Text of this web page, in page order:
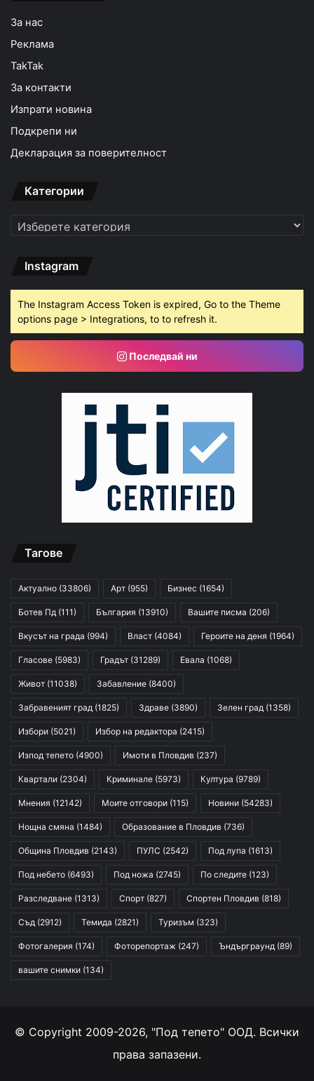
За нас
Реклама
TakTak
За контакти
Изпрати новина
Подкрепи ни
Декларация за поверителност
Категории
Категории
Instagram
The Instagram Access Token is expired, Go to the Theme
options page > Integrations, to to refresh it.
Последвай ни
Тагове
Актуално (33806) Арт (955) Бизнес (1654)
Ботев Пд (111) България (13910) Вашите писма (206)
Вкусът на града (994) Власт (4084) Героите на деня (1964)
Гласове (5983) Градът (31289) Евала (1068)
Живот (11038) Забавление (8400)
Забравеният град (1825) Здраве (3890) Зелен град (1358)
Избори (5021) Избор на редактора (2415)
Изпод тепето (4900) Имоти в Пловдив (237)
Квартали (2304) Криминале (5973) Култура (9789)
Мнения (12142) Моите отговори (115) Новини (54283)
Нощна смяна (1484) Образование в Пловдив (736)
Община Пловдив (2143) ПУЛС (2542) Под лупа (1613)
Под небето (6493) Под ножа (2745) По следите (123)
Разследване (1313) Спорт (827) Спортен Пловдив (818)
Съд (2912) Темида (2821) Туризъм (323)
Фотогалерия (174) Фоторепортаж (247) Ъндърграунд (89)
вашите снимки (134)
© Copyright 2009-2026, "Под тепето" ООД. Всички
права запазени.